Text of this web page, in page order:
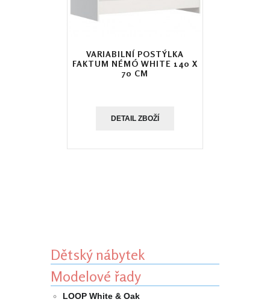
VARIABILNÍ POSTÝLKA
FAKTUM NÉMÓ WHITE 140 X
70 CM
DETAIL ZBOŽÍ
Dětský nábytek
Modelové řady
LOOP White & Oak